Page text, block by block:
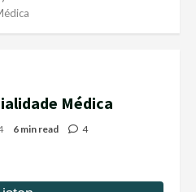
Médica
6 min read 4